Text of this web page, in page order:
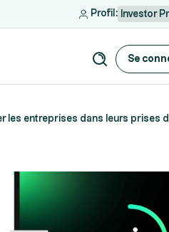
Profil: Investor
Se
les entreprises dans leurs prises